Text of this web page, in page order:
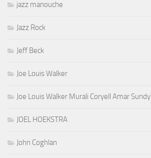
jazz manouche
Jazz Rock
Jeff Beck
Joe Louis Walker
Joe Louis Walker Murali Coryell Amar Sundy
JOEL HOEKSTRA
John Coghlan